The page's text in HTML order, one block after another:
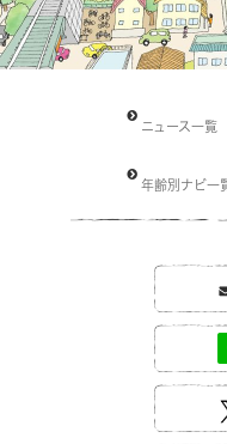
ニュース一覧
年齢別ナビ一